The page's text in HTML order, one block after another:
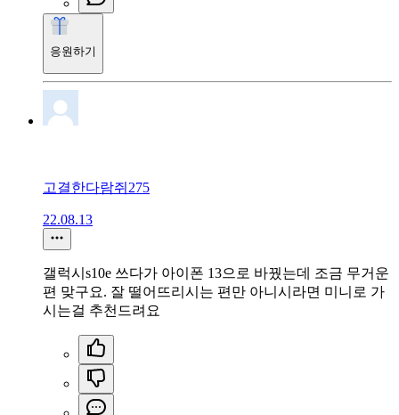
응원하기
고결한다람쥐275
22.08.13
갤럭시s10e 쓰다가 아이폰 13으로 바꿨는데 조금 무거운
편 맞구요. 잘 떨어뜨리시는 편만 아니시라면 미니로 가
시는걸 추천드려요